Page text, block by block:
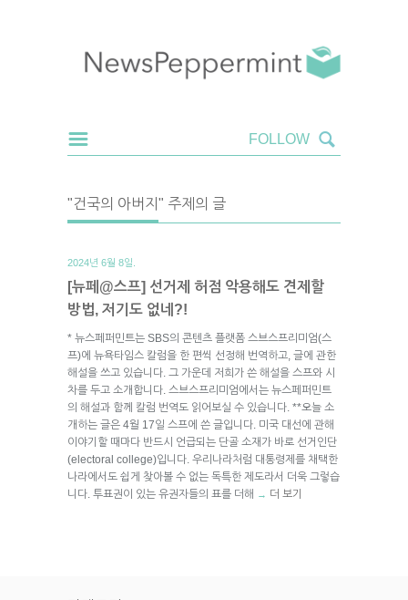
"건국의 아버지" 주제의 글
2024년 6월 8일.
[뉴페@스프] 선거제 허점 악용해도 견제할
방법, 저기도 없네?!
* 뉴스페퍼민트는 SBS의 콘텐츠 플랫폼 스브스프리미엄(스
프)에 뉴욕타임스 칼럼을 한 편씩 선정해 번역하고, 글에 관한
해설을 쓰고 있습니다. 그 가운데 저희가 쓴 해설을 스프와 시
차를 두고 소개합니다. 스브스프리미엄에서는 뉴스페퍼민트
의 해설과 함께 칼럼 번역도 읽어보실 수 있습니다. **오늘 소
개하는 글은 4월 17일 스프에 쓴 글입니다. 미국 대선에 관해
이야기할 때마다 반드시 언급되는 단골 소재가 바로 선거인단
(electoral college)입니다. 우리나라처럼 대통령제를 채택한
나라에서도 쉽게 찾아볼 수 없는 독특한 제도라서 더욱 그렇습
니다. 투표권이 있는 유권자들의 표를 더해 → 더 보기